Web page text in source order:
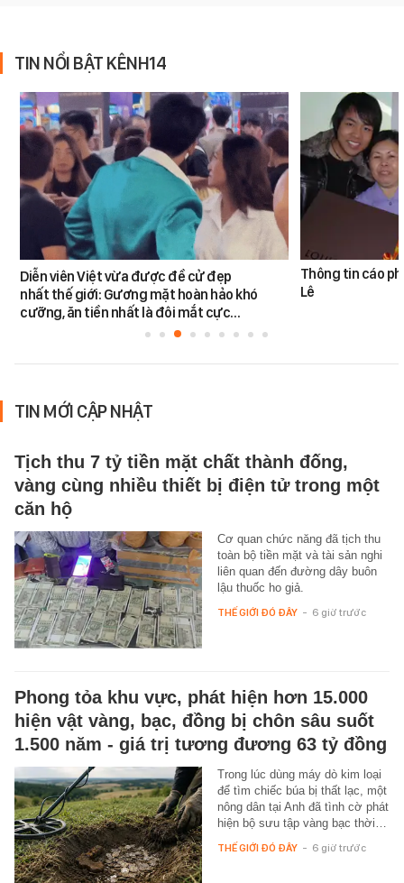
TIN NỔI BẬT KÊNH14
Diễn viên Việt vừa được đề cử đẹp
nhất thế giới: Gương mặt hoàn hảo khó
cưỡng, ăn tiền nhất là đôi mắt cực…
Thông tin cáo
Lê
TIN MỚI CẬP NHẬT
Tịch thu 7 tỷ tiền mặt chất thành đống,
vàng cùng nhiều thiết bị điện tử trong một
căn hộ
Cơ quan chức năng đã tịch thu
toàn bộ tiền mặt và tài sản nghi
liên quan đến đường dây buôn
lậu thuốc ho giả.
THẾ GIỚI ĐÓ ĐÂY - 6 giờ trước
Phong tỏa khu vực, phát hiện hơn 15.000
hiện vật vàng, bạc, đồng bị chôn sâu suốt
1.500 năm - giá trị tương đương 63 tỷ đồng
Trong lúc dùng máy dò kim loại
để tìm chiếc búa bị thất lạc, một
nông dân tại Anh đã tình cờ phát
hiện bộ sưu tập vàng bạc thời…
THẾ GIỚI ĐÓ ĐÂY - 6 giờ trước